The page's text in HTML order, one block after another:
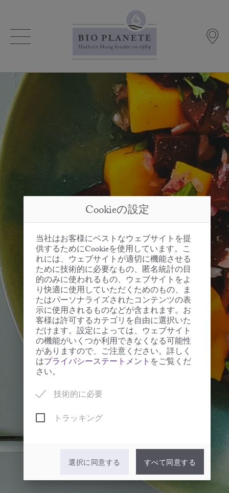
Cookieの設定
当社はお客様にベストなウェブサイトを提
供するためにCookieを使用しています。こ
れには、ウェブサイトが適切に機能させる
ために技術的に必要なもの、匿名統計の目
的のみに使われるもの、ウェブサイトをよ
り快適に使用していただくためのもの、ま
たはパーソナライズされたコンテンツの表
示に使用されるものなどが含まれます。お
客様は許可するカテゴリを自由に選択いた
だけます。設定によっては、ウェブサイト
の機能がいくつか利用できなくなる可能性
がありますので、ご注意ください。詳しく
はプライバシーステートメント をご覧くだ
さい。
技術的に必要
トラッキング
選択に同意する すべて同意する